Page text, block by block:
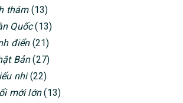
thám(13)
Quốc(13)
điển(21)
Bản(27)
nhi(22)
mới lớn(13)